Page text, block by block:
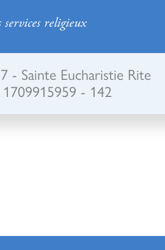
services religieux
- Sainte Eucharistie Rite
- 142